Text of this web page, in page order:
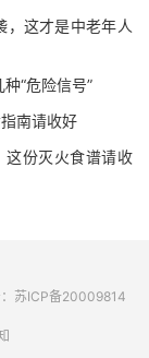
，这才是中老年人
“危险信号”️
南请收好
这份灭火食谱请收
苏ICP备20009814